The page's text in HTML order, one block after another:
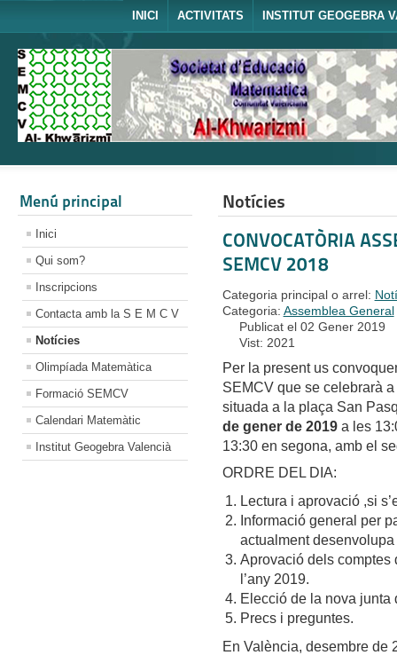
INICI ACTIVITATS INSTITUT GEOGEBRA
Menú principal
Inici
Qui som?
Inscripcions
Contacta amb la S E M C V
Notícies
Olimpíada Matemàtica
Formació SEMCV
Calendari Matemàtic
Institut Geogebra Valencià
Notícies
CONVOCATÒRIA
SEMCV 2018
Categoria principal o arrel:
Categoria: Assemblea General
Publicat el 02 Gener 2019
Vist: 2021
Per la present us
SEMCV que se celebrarà
situada a la plaça San
de gener de 2019a les
13:30 en segona, amb el
ORDRE DEL DIA:
Lectura i aprovació ,si
Informació general per
actualment
Aprovació dels comptes
l’any 2019.
Elecció de la nova junta
Precs i preguntes.
En València, desembre de